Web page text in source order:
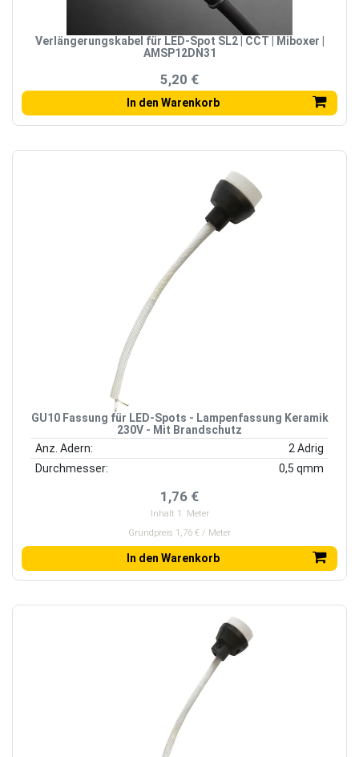
Verlängerungskabel für LED-Spot SL2 | CCT | Miboxer |
AMSP12DN31
5,20 €
In den Warenkorb
GU10 Fassung für LED-Spots - Lampenfassung Keramik
230V - Mit Brandschutz
Anz. Adern:
2 Adrig
Durchmesser:
0,5 qmm
1,76 €
Inhalt 1
Meter
Grundpreis 1,76 € / Meter
In den Warenkorb